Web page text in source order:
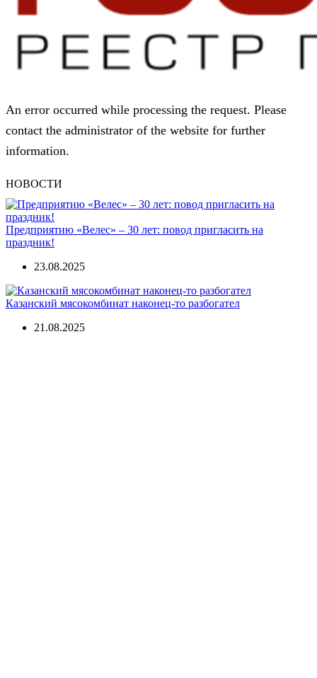
An error occurred while processing the request. Please
contact the administrator of the website for further
information.
НОВОСТИ
Предприятию «Велес» – 30 лет: повод пригласить на
праздник!
23.08.2025
Казанский мясокомбинат наконец-то разбогател
21.08.2025